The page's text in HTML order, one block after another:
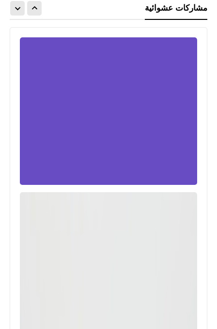
مشاركات عشوائية